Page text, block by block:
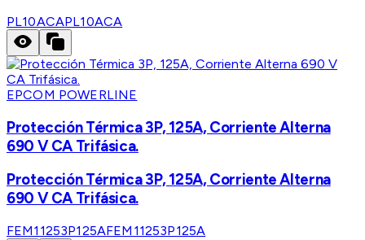
PL10ACAPL10ACA
EPCOM POWERLINE
Protección Térmica 3P, 125A, Corriente Alterna
690 V CA Trifásica.
Protección Térmica 3P, 125A, Corriente Alterna
690 V CA Trifásica.
FEM11253P125AFEM11253P125A